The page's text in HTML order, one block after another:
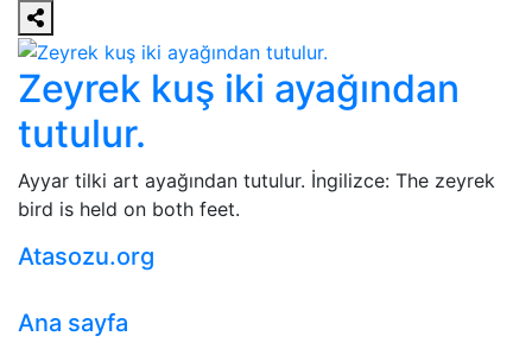
Zeyrek kuş iki ayağından
tutulur.
Ayyar tilki art ayağından tutulur. İngilizce: The zeyrek
bird is held on both feet.
Atasozu.org
Ana sayfa